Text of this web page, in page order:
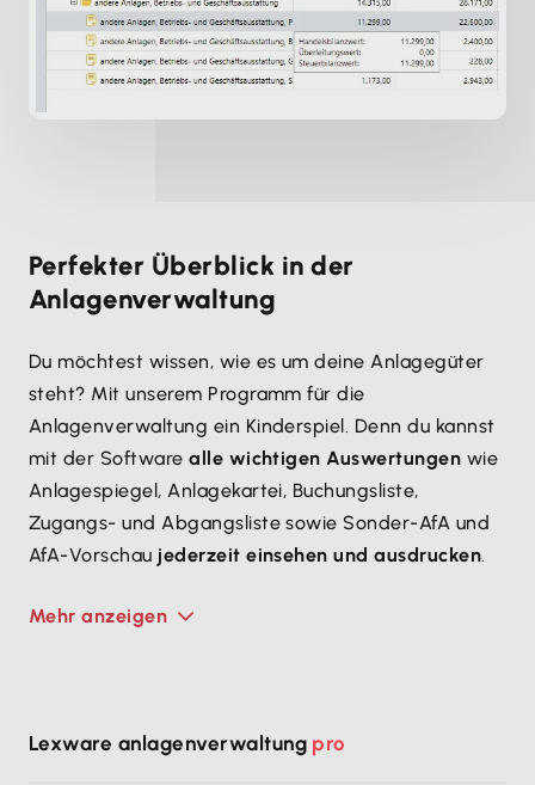
Perfekter Überblick in der
Anlagenverwaltung
Du möchtest wissen, wie es um deine Anlagegüter
steht? Mit unserem Programm für die
Anlagenverwaltung ein Kinderspiel. Denn du kannst
mit der Softwarealle wichtigen Auswertungen wie
Anlagespiegel, Anlagekartei, Buchungsliste,
Zugangs- und Abgangsliste sowie Sonder-AfA und
AfA-Vorschau jederzeit einsehen und ausdrucken.
Mehr anzeigen
Lexware anlagenverwaltung pro